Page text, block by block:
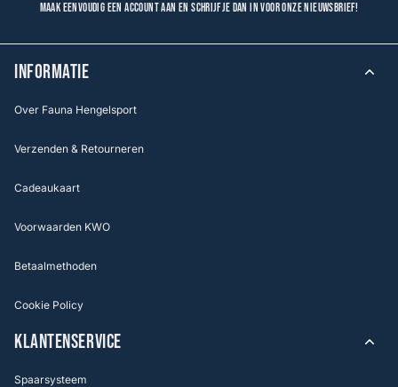
Maak eenvoudig een account aan en schrijf je dan in voor onze nieuwsbrief!
INFORMATIE
Over Fauna Hengelsport
Verzenden & Retourneren
Cadeaukaart
Voorwaarden KWO
Betaalmethoden
Cookie Policy
KLANTENSERVICE
Spaarsysteem